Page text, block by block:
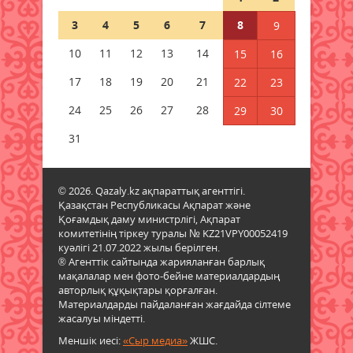
құрылысқа 177 млрд теңге
бөлінді
Жамбылда жаңа флюорит
08 тамыз 2026 ж. 67
Қазақстанның басым бөлігінде
жауын-шашынсыз ауа райы
күтіледі
08 тамыз 2026 ж. 72
Ғалымдар «климаттық
әткеншек» құбылысы туралы
ескертті
08 тамыз 2026 ж. 73
3
4 5 6 7 8
9
10
11 12 13 14 15
16
17
18 19 20 21 22
23
24
25 26 27 28 29
30
31
© 2026. Qazaly.kz ақпараттық агенттігі.
Қазақстан Республикасы Ақпарат және
Қоғамдық даму министрлігі, Ақпарат
комитетінің тіркеу туралы № KZ21VPY00052419
куәлігі 21.07.2022 жылы берілген.
® Агенттік сайтында жарияланған барлық
мақалалар мен фото-бейне материалдардың
авторлық құқықтары қорғалған.
Материалдарды пайдаланған жағдайда сілтеме
жасалуы міндетті.
Меншік иесі:«Сыр медиа»ЖШС.